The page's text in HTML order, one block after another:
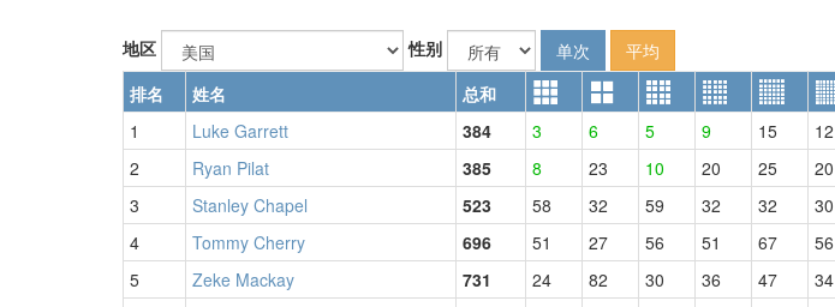
地区 性别 单次
平均
排名
姓名
总和
1
Luke Garrett 384 3 6 5 9 15 12
2
Ryan Pilat 385 8 23 10 20 25 20
3
Stanley Chapel 523 58 32 59 32 32 30
4
Tommy Cherry 696 51 27 56 51 67 56
5
Zeke Mackay 731 24 82 30 36 47 34